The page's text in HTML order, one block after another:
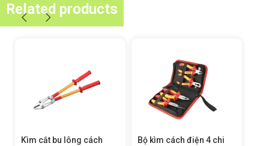
Related products
cắt bu lông cách
Bộ kìm cách điện 4 chi